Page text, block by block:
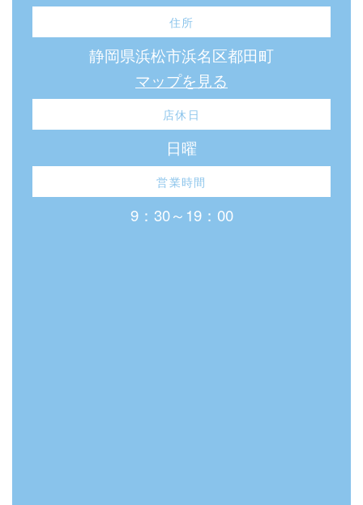
住所
静岡県浜松市浜名区都田町
マップを見る
店休日
日曜
営業時間
9：30～19：00